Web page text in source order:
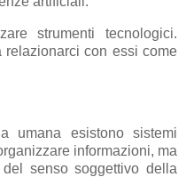
strumenti tecnologici.
relazionarci con essi come
umana esistono sistemi
informazioni, ma
senso soggettivo della